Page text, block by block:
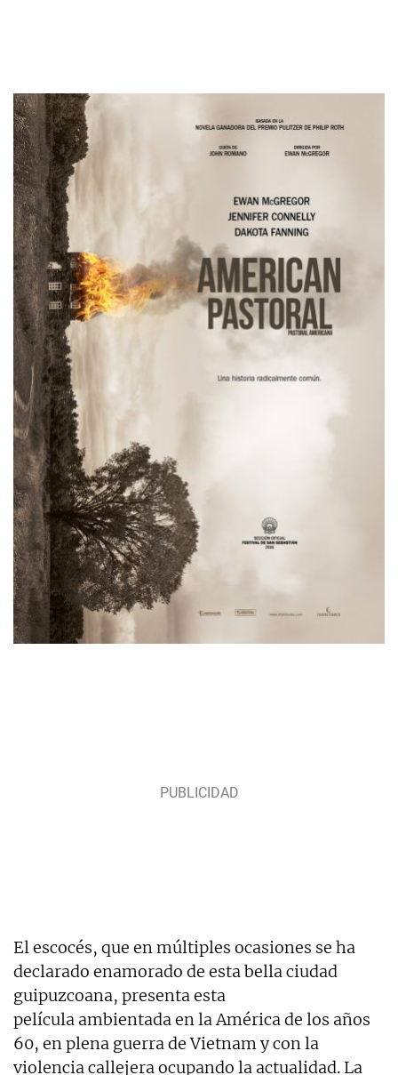
El escocés, que en múltiples ocasiones se ha
declarado enamorado de esta bella ciudad
guipuzcoana, presenta esta
película ambientada en la América de los años
60, en plena guerra de Vietnam y con la
violencia callejera ocupando la actualidad. La